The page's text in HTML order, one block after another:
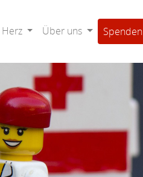
Über uns Spenden